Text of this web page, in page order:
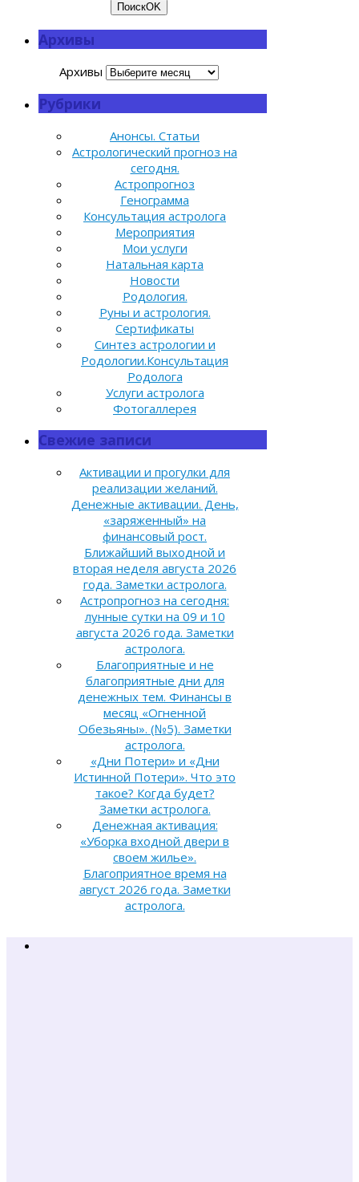
ПоискOK
Архивы
Архивы
Рубрики
Анонсы. Статьи
Астрологический прогноз на
сегодня.
Астропрогноз
Генограмма
Консультация астролога
Мероприятия
Мои услуги
Натальная карта
Новости
Родология.
Руны и астрология.
Сертификаты
Синтез астрологии и
Родологии.Консультация
Родолога
Услуги астролога
Фотогаллерея
Свежие записи
Активации и прогулки для
реализации желаний.
Денежные активации. День,
«заряженный» на
финансовый рост.
Ближайший выходной и
вторая неделя августа 2026
года. Заметки астролога.
Астропрогноз на сегодня:
лунные сутки на 09 и 10
августа 2026 года. Заметки
астролога.
Благоприятные и не
благоприятные дни для
денежных тем. Финансы в
месяц «Огненной
Обезьяны». (№5). Заметки
астролога.
«Дни Потери» и «Дни
Истинной Потери». Что это
такое? Когда будет?
Заметки астролога.
Денежная активация:
«Уборка входной двери в
своем жилье».
Благоприятное время на
август 2026 года. Заметки
астролога.